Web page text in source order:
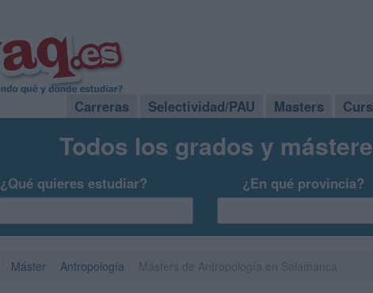
Carreras Selectividad/PAU Masters
Todos los grados y
¿Qué quieres estudiar? ¿En qué provincia?
Máster Antropología